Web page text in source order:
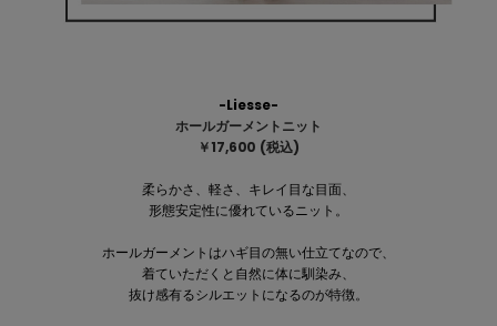
-Liesse-
ホールガーメントニット
￥17,600 (税込)
柔らかさ、軽さ、キレイ目な目面、
形態安定性に優れているニット。
ホールガーメントはハギ目の無い仕立てなので、
着ていただくと自然に体に馴染み、
抜け感有るシルエットになるのが特徴。